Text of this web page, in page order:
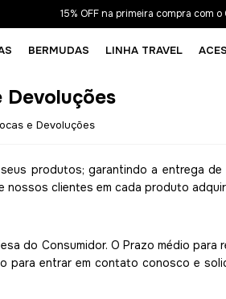
15% OFF na primeira compra com o
BERMUDAS LINHA TRAVEL
Devoluções
e Devoluções
produtos; garantindo a entrega
nossos clientes em cada produto
do Consumidor. O Prazo médio
entrar em contato conosco e